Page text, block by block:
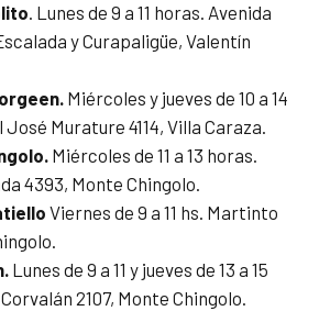
. Lunes de 9 a 11 horas. Avenida
y Curapaligüe, Valentín
Miércoles y jueves de 10 a 14
Murature 4114, Villa Caraza.
Miércoles de 11 a 13 horas.
4393, Monte Chingolo.
Viernes de 9 a 11 hs. Martinto
Lunes de 9 a 11 y jueves de 13 a 15
2107, Monte Chingolo.